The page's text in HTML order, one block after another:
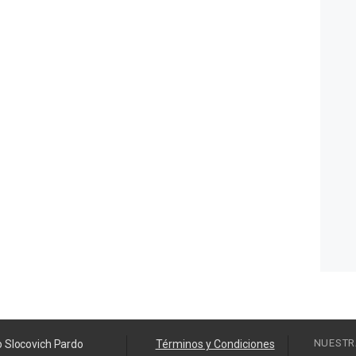
Slocovich Pardo Términos y Condiciones